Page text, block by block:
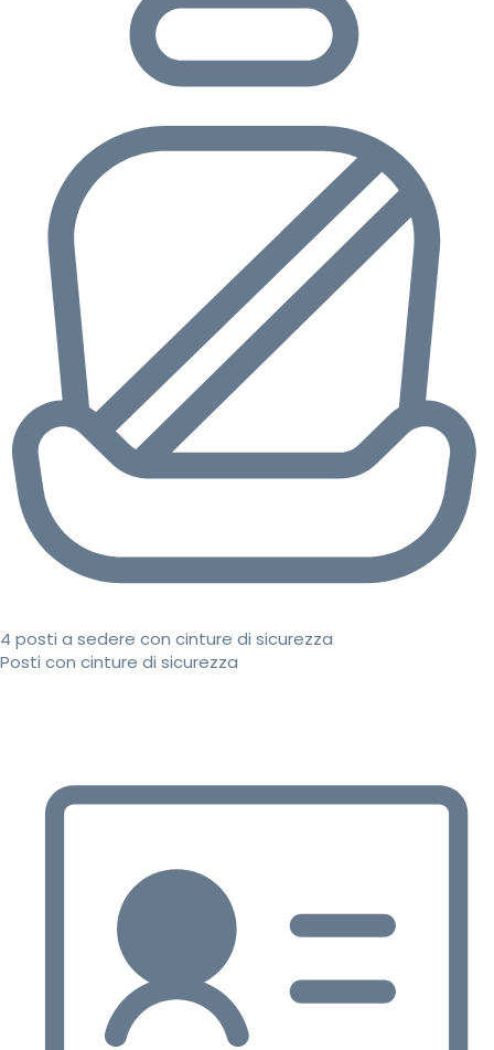
4 posti a sedere con cinture di sicurezza
Posti con cinture di sicurezza